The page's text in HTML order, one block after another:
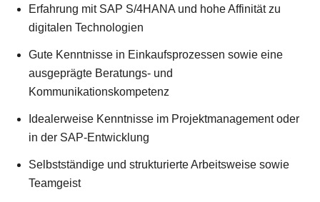
Erfahrung mit SAP S/4HANA und hohe Affinität zu
digitalen Technologien
Gute Kenntnisse in Einkaufsprozessen sowie eine
ausgeprägte Beratungs- und
Kommunikationskompetenz
Idealerweise Kenntnisse im Projektmanagement oder
in der SAP-Entwicklung
Selbstständige und strukturierte Arbeitsweise sowie
Teamgeist